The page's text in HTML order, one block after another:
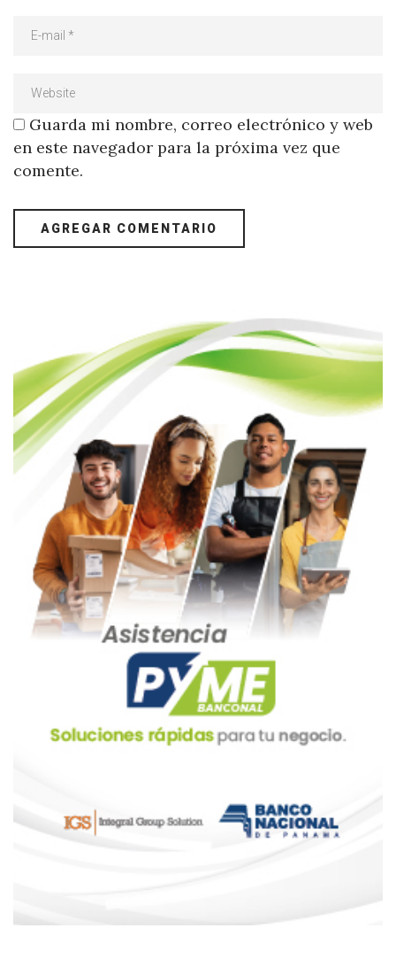
Guarda mi nombre, correo electrónico y web
en este navegador para la próxima vez que
comente.